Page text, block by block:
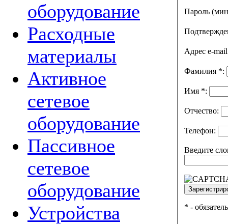
оборудование
Расходные
материалы
Активное
сетевое
оборудование
Пассивное
сетевое
оборудование
Устройства
Пароль
Адрес e-
Фамилия *:
Имя *:
Отчество:
Телефон:
Введите
* -